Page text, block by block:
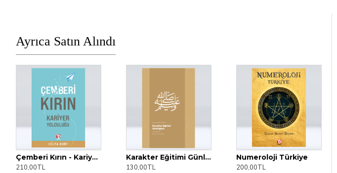
Ayrıca Satın Alındı
Çemberi Kırın - Kariyer Yolculuğu
210,00TL
Karakter Eğitimi Günlüğüm
130,00TL
Numeroloji Türkiye
200,00TL
# Senin İçin Evimdeydim
125,00TL
1 Numaralı Peron
250,00TL
Adil Anlaştık
150,00TL